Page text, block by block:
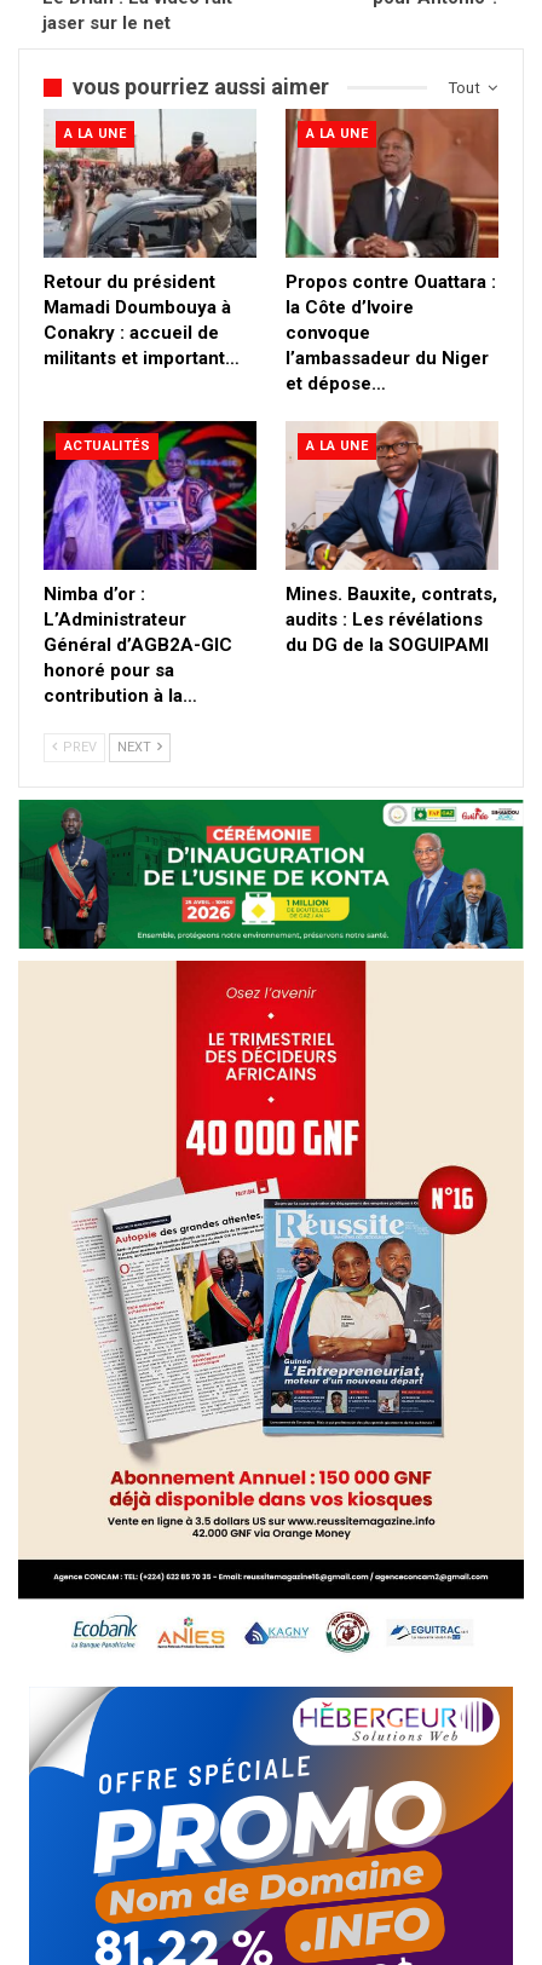
jaser sur le net
Tout
vous pourriez aussi aimer
A LA UNE
Retour du président
Mamadi Doumbouya à
Conakry : accueil de
militants et important…
A LA UNE
Propos contre Ouattara :
la Côte d’Ivoire
convoque
l’ambassadeur du Niger
et dépose…
ACTUALITÉS
Nimba d’or :
L’Administrateur
Général d’AGB2A-GIC
honoré pour sa
contribution à la…
A LA UNE
Mines. Bauxite, contrats,
audits : Les révélations
du DG de la SOGUIPAMI
PREV NEXT